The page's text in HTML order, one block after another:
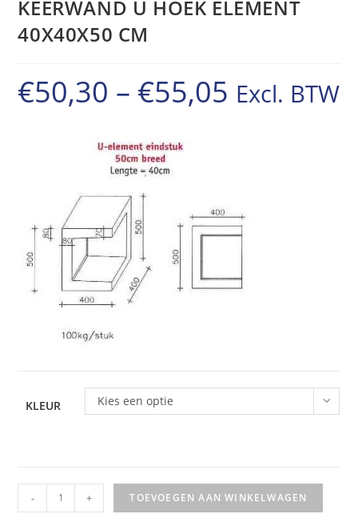
KEERWAND U HOEK ELEMENT
40X40X50 CM
€50,30 – €55,05 Prijsklasse:
Excl. BTW
KLEUR Kies een optie
KEERWAND
U
- + TOEVOEGEN AAN WINKELWAGEN